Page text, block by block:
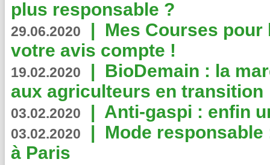
plus responsable ?
29.06.2020 | Mes Courses pour
votre avis compte !
19.02.2020 | BioDemain : la
aux agriculteurs en transition
03.02.2020 | Anti-gaspi : enfin
03.02.2020 | Mode
à Paris